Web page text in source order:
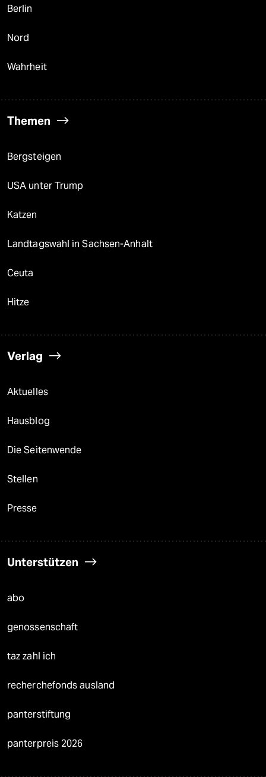
Berlin
Nord
Wahrheit
Themen
Bergsteigen
USA unter Trump
Katzen
Landtagswahl in Sachsen-Anhalt
Ceuta
Hitze
Verlag
Aktuelles
Hausblog
Die Seitenwende
Stellen
Presse
Unterstützen
abo
genossenschaft
taz zahl ich
recherchefonds ausland
panterstiftung
panterpreis 2026